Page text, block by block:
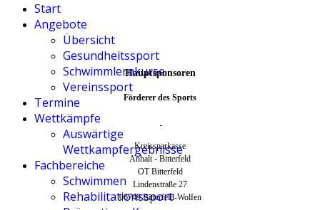
Start
Angebote
Übersicht
Gesundheitssport
Schwimmlernkurse
Vereinssport
Termine
Wettkämpfe
Auswärtige
Wettkampfergebnisse
Fachbereiche
Schwimmen
Rehabilitationssport
Hauptsponsoren
Förderer des Sports
Kreissparkasse
Anhalt - Bitterfeld
OT Bitterfeld
Lindenstraße 27
06749 Bitterfeld-Wolfen